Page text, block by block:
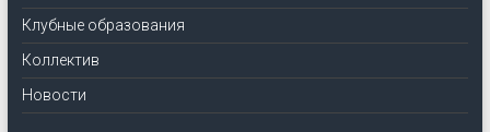
Клубные образования
Коллектив
Новости